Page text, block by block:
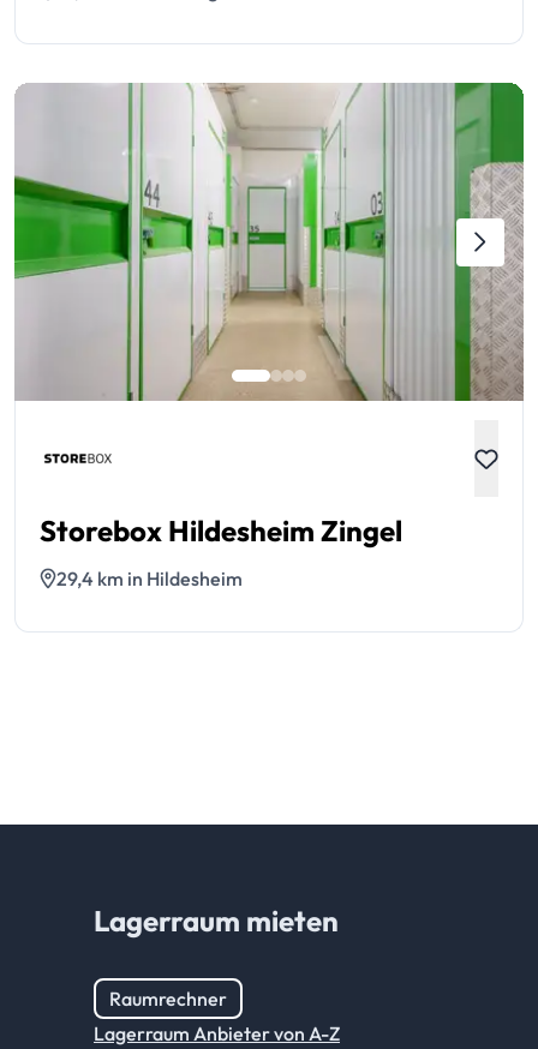
Storebox Hildesheim Zingel
29,4 km in Hildesheim
Lagerraum mieten
Raumrechner
Lagerraum Anbieter von A-Z